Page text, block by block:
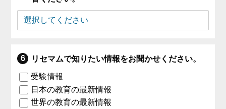
リセマムで知りたい情報をお聞かせください。
受験情報
日本の教育の最新情報
世界の教育の最新情報